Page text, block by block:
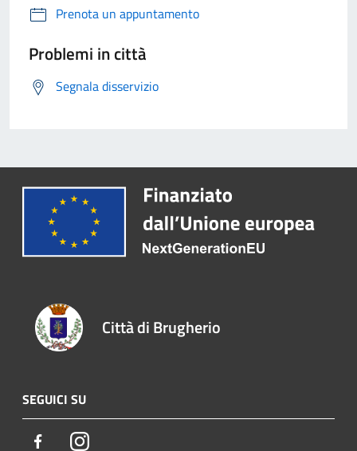
Prenota un appuntamento
Problemi in città
Segnala disservizio
Città di Brugherio
SEGUICI SU
FacebookInstagram